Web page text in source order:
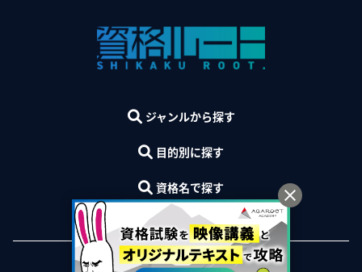
ジャンルから探す
目的別に探す
資格名で探す